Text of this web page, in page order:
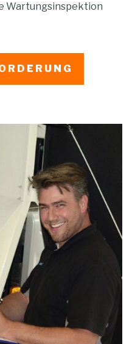
Wartungsinspektion